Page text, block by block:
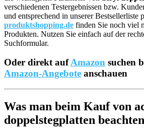
verschiedenen Testergebnissen bzw.
und entsprechend in unserer Bestsellerliste
produktshopping.de finden Sie noch viel
Produkten. Nutzen Sie einfach auf der
Suchformular.
Oder direkt aufAmazon suchen
Amazon-Angebote anschauen
Was man beim Kauf von
doppelstegplatten